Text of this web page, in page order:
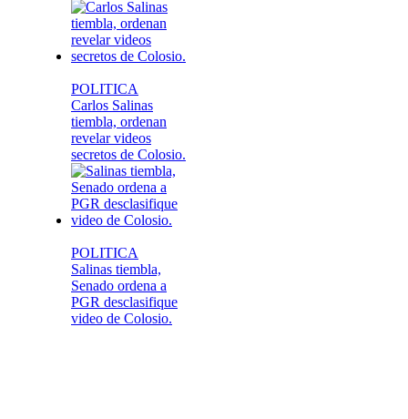
POLITICA
Carlos Salinas
tiembla, ordenan
revelar videos
secretos de Colosio.
POLITICA
Salinas tiembla,
Senado ordena a
PGR desclasifique
video de Colosio.